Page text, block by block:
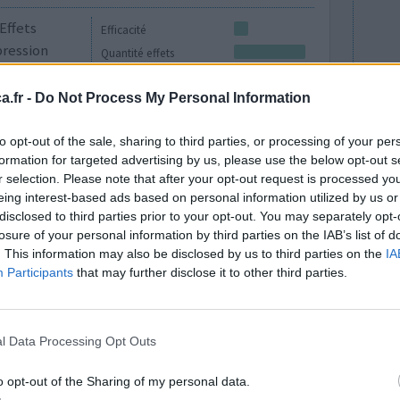
- Do Not Process My Personal Information
opt-out of the sale, sharing to third parties, or processing of your
for targeted advertising by us, please use the below opt-out
selection. Please note that after your opt-out request is processed
interest-based ads based on personal information utilized by us
to third parties prior to your opt-out. You may separately
of your personal information by third parties on the IAB’s list of
This information may also be disclosed by us to third parties on the
Participants that may further disclose it to other third parties.
Data Processing Opt Outs
opt-out of the Sharing of my personal data.
Efficacité
Quantité effets
et
me
aussi.
0 réactions
Efficacité
secondaires
par jour, il